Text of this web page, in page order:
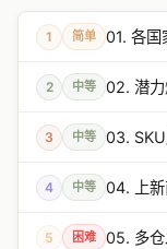
1 简单 01. 各国
2 中等 02. 潜
3 中等 03.
4 中等 04. 上
5 困难 05. 多仓